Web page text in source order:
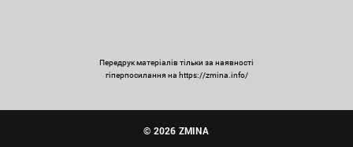
Передрук матеріалів тільки за наявності
гіперпосилання на https://zmina.info/
© 2026 ZMINA